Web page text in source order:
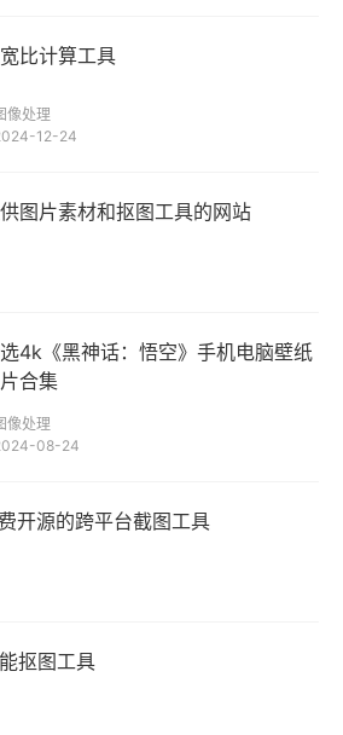
比计算工具
像处理
12-24
图片素材和抠图工具的网站
4k《黑神话：悟空》手机电脑壁纸
合集
像处理
08-24
开源的跨平台截图工具
抠图工具